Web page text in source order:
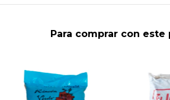
Para comprar con